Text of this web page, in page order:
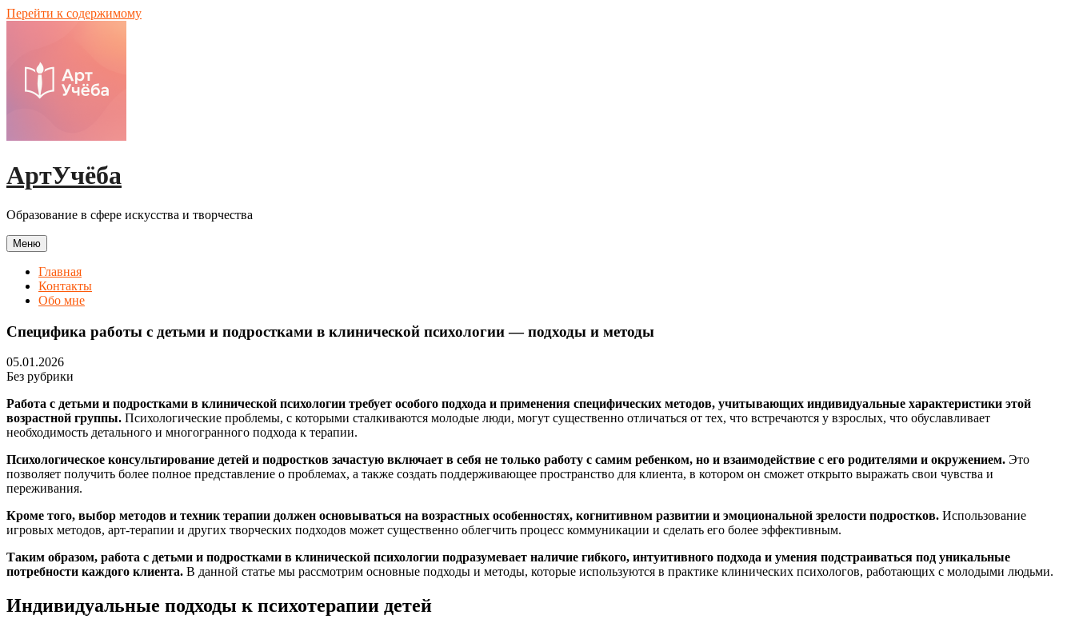
Перейти к содержимому
АртУчёба
Образование в сфере искусства и творчества
Меню
Главная
Контакты
Обо мне
Специфика работы с детьми и подростками в клинической психологии — подходы и методы
05.01.2026
Без рубрики
Работа с детьми и подростками в клинической психологии требует особого подхода и применения специфических методов, учитывающих индивидуальные характеристики этой
возрастной группы. Психологические проблемы, с которыми сталкиваются молодые люди, могут существенно отличаться от тех, что встречаются у взрослых, что обуславливает
необходимость детального и многогранного подхода к терапии.
Психологическое консультирование детей и подростков зачастую включает в себя не только работу с самим ребенком, но и взаимодействие с его родителями и окружением. Это
позволяет получить более полное представление о проблемах, а также создать поддерживающее пространство для клиента, в котором он сможет открыто выражать свои чувства и
переживания.
Кроме того, выбор методов и техник терапии должен основываться на возрастных особенностях, когнитивном развитии и эмоциональной зрелости подростков. Использование
игровых методов, арт-терапии и других творческих подходов может существенно облегчить процесс коммуникации и сделать его более эффективным.
Таким образом, работа с детьми и подростками в клинической психологии подразумевает наличие гибкого, интуитивного подхода и умения подстраиваться под уникальные
потребности каждого клиента. В данной статье мы рассмотрим основные подходы и методы, которые используются в практике клинических психологов, работающих с молодыми людьми.
Индивидуальные подходы к психотерапии детей